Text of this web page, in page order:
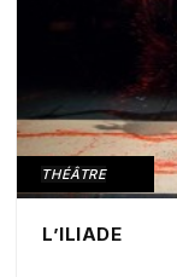
THÉÂTRE
L’ILIADE